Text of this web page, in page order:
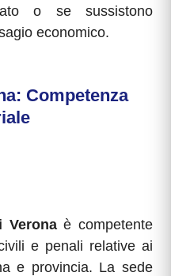
o se sussistono
economico.
Competenza
Veronaè competente
e penali relative ai
e provincia. La sede